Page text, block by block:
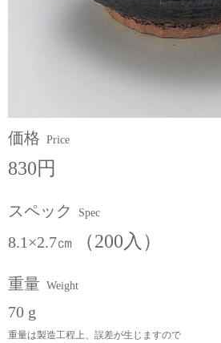
価格 Price
830円
スペック Spec
8.1×2.7㎝ （200入）
重量 Weight
70 g
重量は製造工程上、誤差が生じますので